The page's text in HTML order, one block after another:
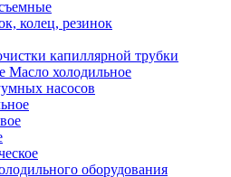
колец, резинок
капиллярной трубки
Масло холодильное
насосов